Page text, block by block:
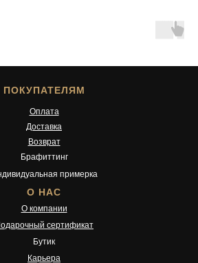
ПОКУПАТЕЛЯМ
О НАС
Оплата
Доставка
Брафиттинг
примерка
Возврат
сертификат
О компании
Бутик
Карьера